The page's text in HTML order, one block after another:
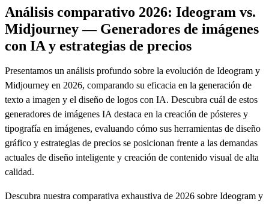
Análisis comparativo 2026: Ideogram vs.
Midjourney — Generadores de imágenes
con IA y estrategias de precios
Presentamos un análisis profundo sobre la evolución de Ideogram y
Midjourney en 2026, comparando su eficacia en la generación de
texto a imagen y el diseño de logos con IA. Descubra cuál de estos
generadores de imágenes IA destaca en la creación de pósteres y
tipografía en imágenes, evaluando cómo sus herramientas de diseño
gráfico y estrategias de precios se posicionan frente a las demandas
actuales de diseño inteligente y creación de contenido visual de alta
calidad.
Descubra nuestra comparativa exhaustiva de 2026 sobre Ideogram y